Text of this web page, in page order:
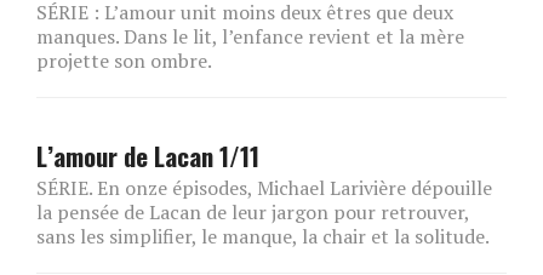
SÉRIE : L’amour unit moins deux êtres que deux
manques. Dans le lit, l’enfance revient et la mère
projette son ombre.
L’amour de Lacan 1/11
SÉRIE. En onze épisodes, Michael Larivière dépouille
la pensée de Lacan de leur jargon pour retrouver,
sans les simplifier, le manque, la chair et la solitude.